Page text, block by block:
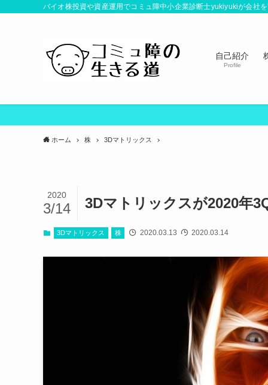
バイオ株投資や資産運用でコミュ障中小企業診断士yukiyukiが会社
自己紹介
Profile
ホーム 株 3Dマトリックス
3Dマトリックスが2020年
2020
3/14
3Dマトリックス 株 2020.03.13 2020.03.14